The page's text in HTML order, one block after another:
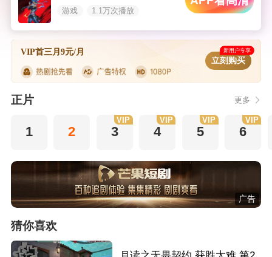
游戏 1.1万次播放
VIP首三月9元/月 新用户专享
立刻购买
正片 更多
1 2 3
VIP
4
VIP
5
VIP
6
VIP
广告
猜你喜欢